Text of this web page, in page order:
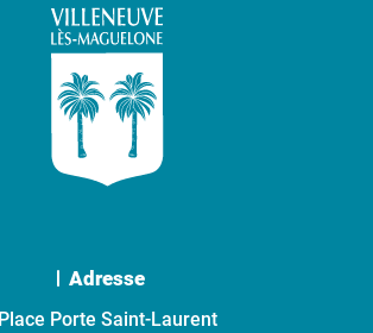
Adresse
Place Porte Saint-Laurent